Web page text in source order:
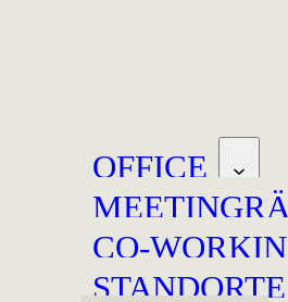
OFFICE
CO-
STANDORTE